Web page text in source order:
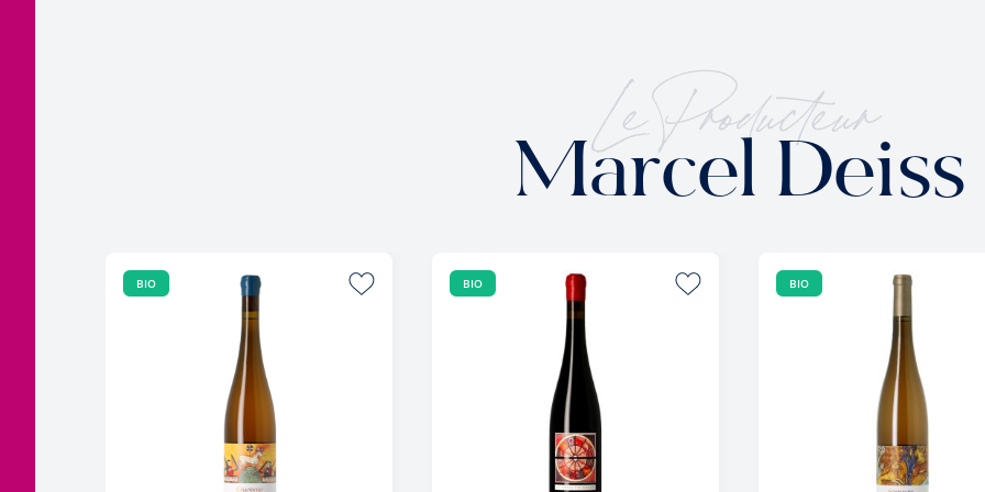
Le Producteur
Marcel Deiss
BIO BIO BIO